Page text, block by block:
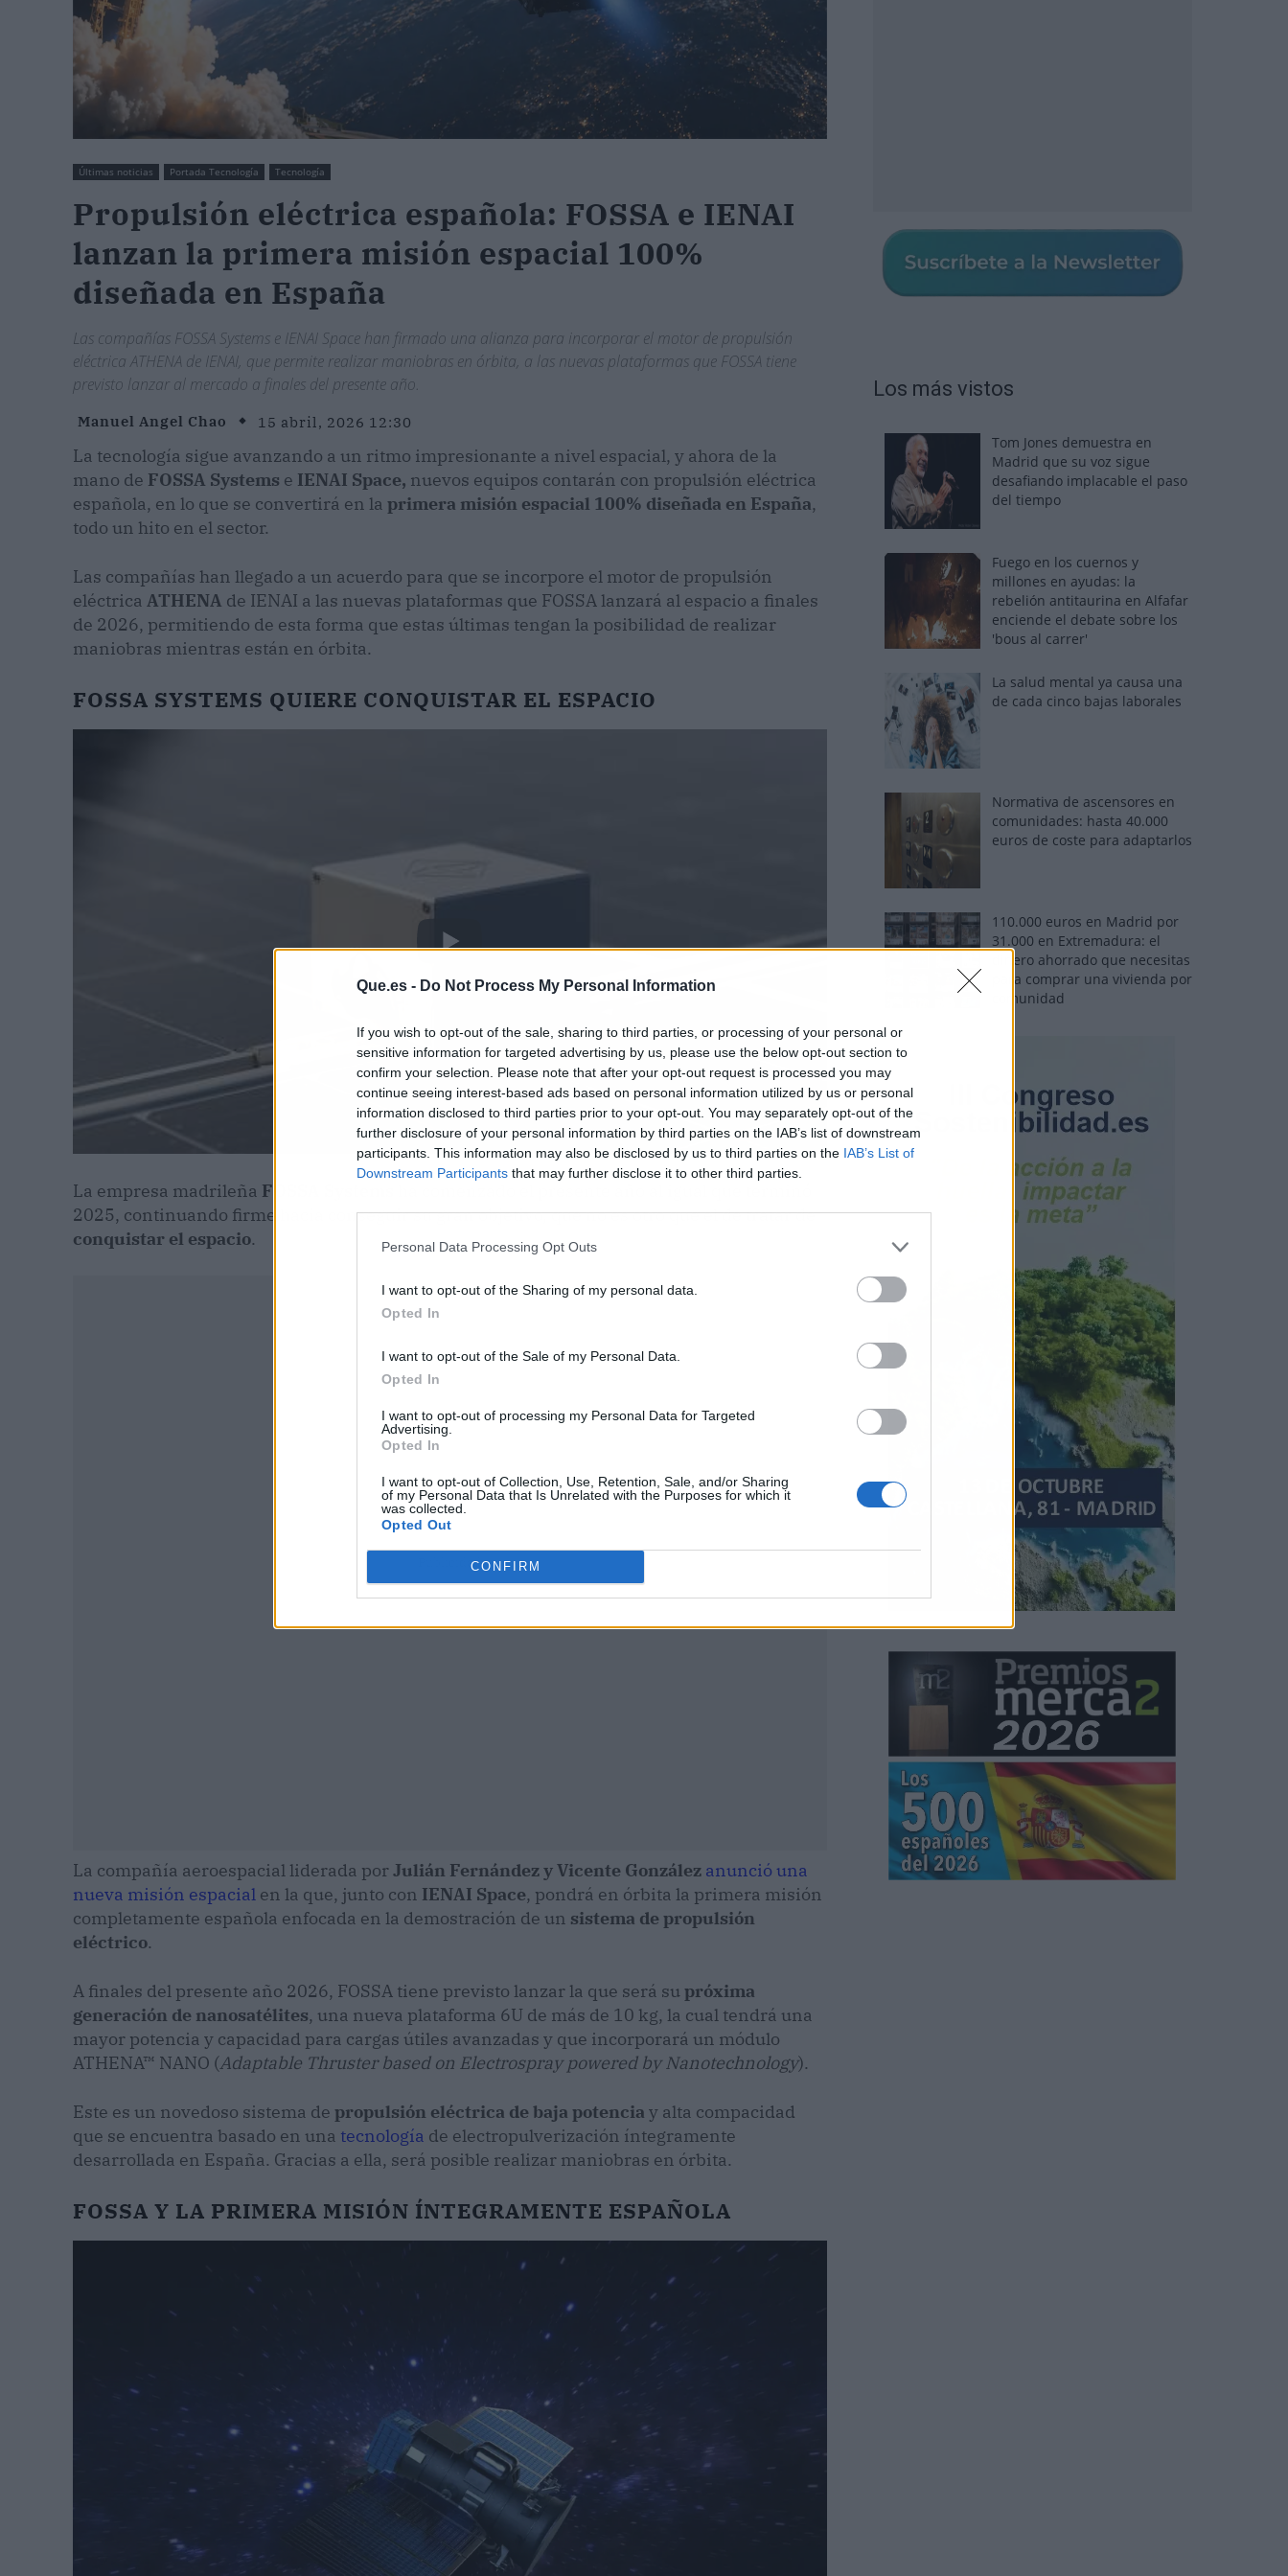
Que.es - Do Not Process My Personal Information
If you wish to opt-out of the sale, sharing to third parties, or processing of your personal or
sensitive information for targeted advertising by us, please use the below opt-out section to
confirm your selection. Please note that after your opt-out request is processed you may
continue seeing interest-based ads based on personal information utilized by us or personal
information disclosed to third parties prior to your opt-out. You may separately opt-out of the
further disclosure of your personal information by third parties on the IAB’s list of downstream
participants. This information may also be disclosed by us to third parties on the IAB’s List of
Downstream Participants that may further disclose it to other third parties.
Personal Data Processing Opt Outs
I want to opt-out of the Sharing of my personal data.
Opted In
I want to opt-out of the Sale of my Personal Data.
Opted In
I want to opt-out of processing my Personal Data for Targeted
Advertising.
Opted In
I want to opt-out of Collection, Use, Retention, Sale, and/or Sharing
of my Personal Data that Is Unrelated with the Purposes for which it
was collected.
Opted Out
CONFIRM
Últimas noticias Portada Tecnología Tecnología
Propulsión eléctrica española: FOSSA e IENAI
lanzan la primera misión espacial 100%
diseñada en España
Las compañías FOSSA Systems e IENAI Space han firmado una alianza para incorporar el motor de propulsión
eléctrica ATHENA de IENAI, que permite realizar maniobras en órbita, a las nuevas plataformas que FOSSA tiene
previsto lanzar al mercado a finales del presente año.
Manuel Angel Chao 15 abril, 2026 12:30
La tecnología sigue avanzando a un ritmo impresionante a nivel espacial, y ahora de la
mano de FOSSA Systems e IENAI Space, nuevos equipos contarán con propulsión eléctrica
española, en lo que se convertirá en la primera misión espacial 100% diseñada en España,
todo un hito en el sector.
Las compañías han llegado a un acuerdo para que se incorpore el motor de propulsión
eléctrica ATHENA de IENAI a las nuevas plataformas que FOSSA lanzará al espacio a finales
de 2026, permitiendo de esta forma que estas últimas tengan la posibilidad de realizar
maniobras mientras están en órbita.
FOSSA SYSTEMS QUIERE CONQUISTAR EL ESPACIO
La empresa madrileña FOSSA Systems
2025, continuando firme hacia conseguir su gran objetivo, que no es otro que el de tratar de
conquistar el espacio.
Publicidad
La compañía aeroespacial liderada porJulián Fernández y Vicente González anunció una
nueva misión espacial en la que, junto con IENAI Space, pondrá en órbita la primera misión
completamente española enfocada en la demostración de un sistema de propulsión
eléctrico.
A finales del presente año 2026, FOSSA tiene previsto lanzar la que será supróxima
generación de nanosatélites, una nueva plataforma 6U de más de 10 kg, la cual tendrá una
mayor potencia y capacidad para cargas útiles avanzadas y que incorporará un módulo
ATHENA™ NANO (Adaptable Thruster based on Electrospray powered by Nanotechnology).
Este es un novedoso sistema de propulsión eléctrica de baja potencia y alta compacidad
que se encuentra basado en una tecnología de electropulverización íntegramente
desarrollada en España. Gracias a ella, será posible realizar maniobras en órbita.
FOSSA Y LA PRIMERA MISIÓN ÍNTEGRAMENTE ESPAÑOLA
Los más vistos
Tom Jones demuestra en
Madrid que su voz sigue
desafiando implacable el paso
del tiempo
Fuego en los cuernos y
millones en ayudas: la
rebelión antitaurina en Alfafar
enciende el debate sobre los
'bous al carrer'
La salud mental ya causa una
de cada cinco bajas laborales
Normativa de ascensores en
comunidades: hasta 40.000
euros de coste para adaptarlos
110.000 euros en Madrid por
31.000 en Extremadura: el
dinero ahorrado que necesitas
para comprar una vivienda por
comunidad